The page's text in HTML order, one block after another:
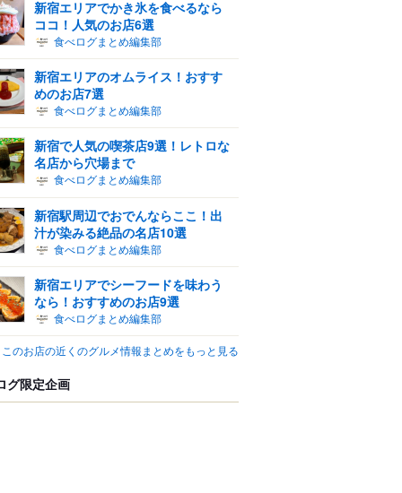
新宿エリアでかき氷を食べるなら
ココ！人気のお店6選
食べログまとめ編集部
新宿エリアのオムライス！おすす
めのお店7選
食べログまとめ編集部
新宿で人気の喫茶店9選！レトロな
名店から穴場まで
食べログまとめ編集部
新宿駅周辺でおでんならここ！出
汁が染みる絶品の名店10選
食べログまとめ編集部
新宿エリアでシーフードを味わう
なら！おすすめのお店9選
食べログまとめ編集部
このお店の近くのグルメ情報まとめをもっと見る
グ限定企画